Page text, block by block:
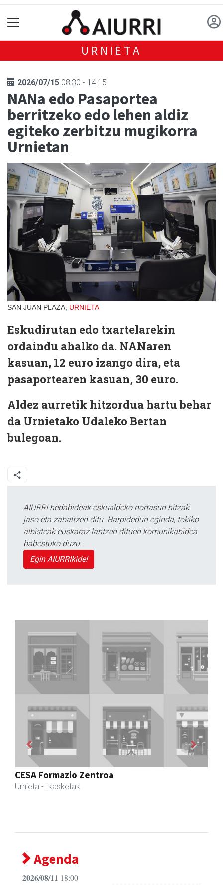
URNIETA
2026/07/15 08:30 - 14:15
NANa edo Pasaportea
berritzeko edo lehen aldiz
egiteko zerbitzu mugikorra
Urnietan
SAN JUAN PLAZA, URNIETA
Eskudirutan edo txartelarekin
ordaindu ahalko da. NANaren
kasuan, 12 euro izango dira, eta
pasaportearen kasuan, 30 euro.
Aldez aurretik hitzordua hartu behar
da Urnietako Udaleko Bertan
bulegoan.
AIURRI hedabideak eskualdeko nortasun hitzak
jaso eta zabaltzen ditu. Harpidedun eginda, tokiko
albisteak euskaraz lantzen dituen komunikabidea
babestuko duzu.
Egin AIURRIkide!
Ikasmin ikasketa zentroa
Urnieta - Ikasketa zentroak
Previous Next
Agenda
2026/08/1118:00